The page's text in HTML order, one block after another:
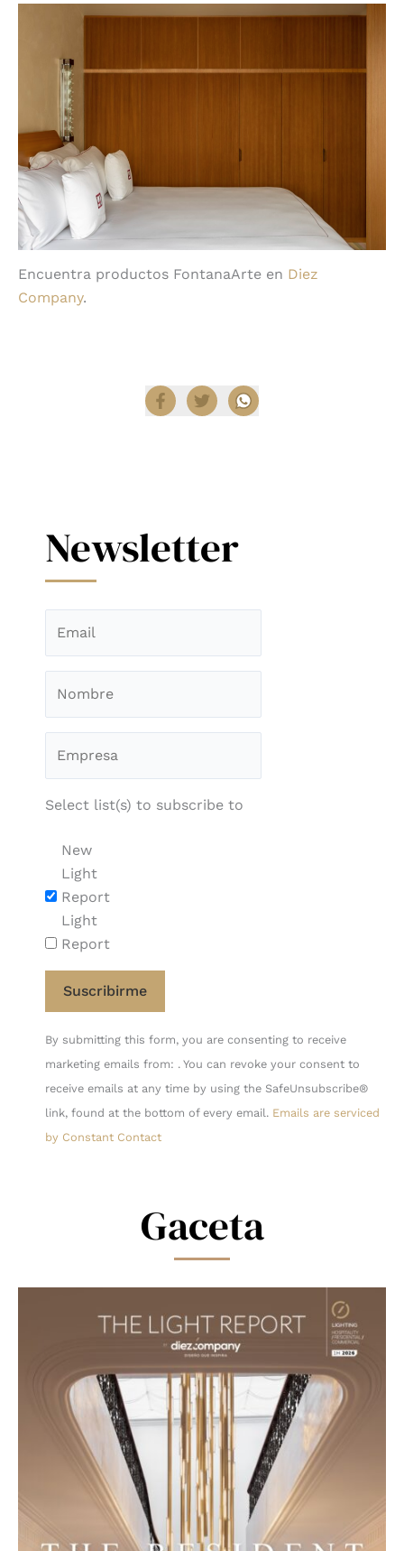
Encuentra productos FontanaArte en Diez
Company.
Newsletter
Select list(s) to subscribe to
New
Light
Report
Light
Report
Constant
Contact
Use.
Please
leave
By submitting this form, you are consenting to receive
marketing emails from: . You can revoke your consent to
receive emails at any time by using the SafeUnsubscribe®
link, found at the bottom of every email. Emails are serviced
by Constant Contact
Gaceta